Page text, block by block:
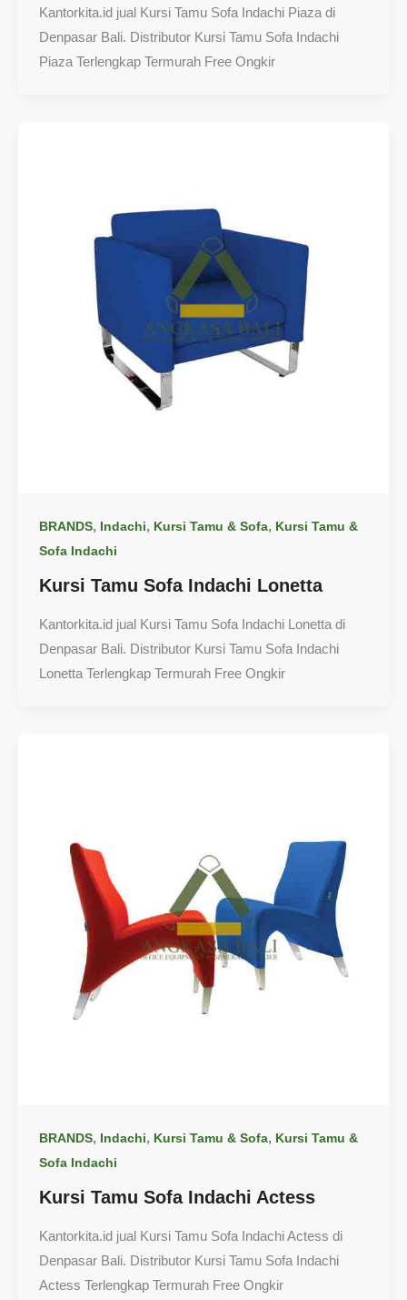
Kantorkita.id jual Kursi Tamu Sofa Indachi Piaza di
Denpasar Bali. Distributor Kursi Tamu Sofa Indachi
Piaza Terlengkap Termurah Free Ongkir
BRANDS, Indachi, Kursi Tamu & Sofa, Kursi Tamu &
Sofa Indachi
Kursi Tamu Sofa Indachi Lonetta
Kantorkita.id jual Kursi Tamu Sofa Indachi Lonetta di
Denpasar Bali. Distributor Kursi Tamu Sofa Indachi
Lonetta Terlengkap Termurah Free Ongkir
BRANDS, Indachi, Kursi Tamu & Sofa, Kursi Tamu &
Sofa Indachi
Kursi Tamu Sofa Indachi Actess
Kantorkita.id jual Kursi Tamu Sofa Indachi Actess di
Denpasar Bali. Distributor Kursi Tamu Sofa Indachi
Actess Terlengkap Termurah Free Ongkir